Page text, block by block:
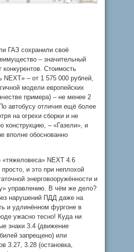
ГАЗ сохранили своё
– значительный
конкурентов. Стоимость
– от 1 575 000 рублей,
модели европейских
примера) – не менее 2
автобусу отличия ещё более
на огрехи сборки и не
конструкцию, – «Газели», и
вполне обоснованно
NEXT 4.6
просто, и это при неплохой
энерговооружённости и
управлению. В чём же дело?
нарушений ПДД даже на
и удлинённом фургоне в
ужасно тесно! Куда ни
знаки 3.4 (движение
запрещено) или
3.27, 3.28 (остановка,